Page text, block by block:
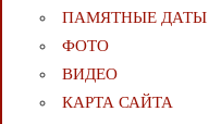
ПАМЯТНЫЕ ДАТЫ
ФОТО
ВИДЕО
КАРТА САЙТА